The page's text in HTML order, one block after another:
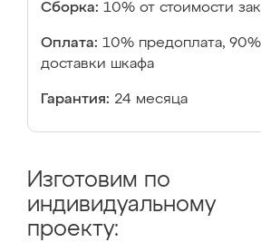
Сборка: 10% от стоимости
Оплата: 10% предоплата,
доставки шкафа
Гарантия: 24 месяца
Изготовим по
индивидуальному
проекту: